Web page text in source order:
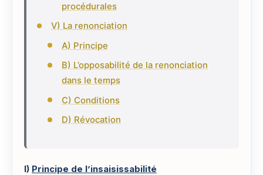
procédurales
V) La renonciation
A) Principe
B) L’opposabilité de la renonciation
dans le temps
C) Conditions
D) Révocation
I) Principe de l’insaisissabilité